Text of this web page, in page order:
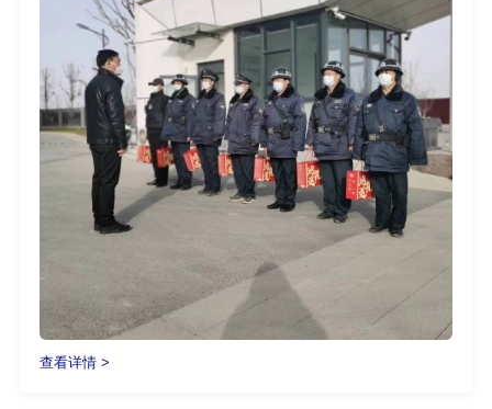
查看详情 >